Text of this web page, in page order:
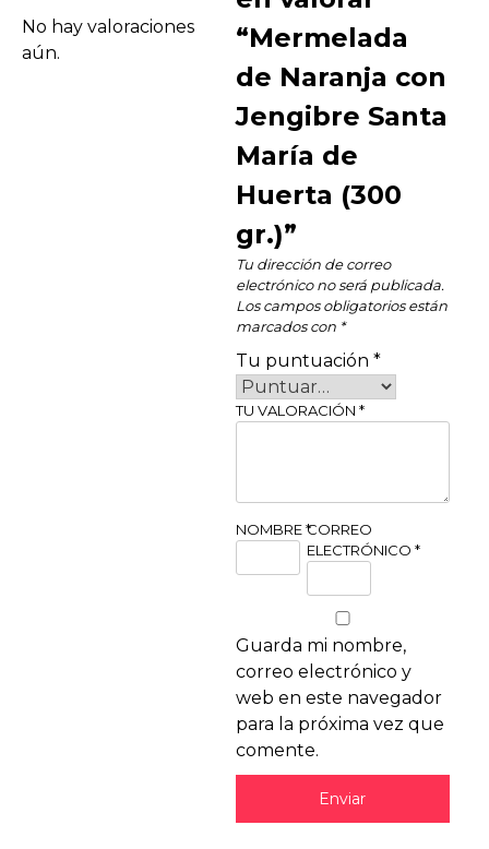
No hay valoraciones
aún.
“Mermelada
de Naranja con
Jengibre Santa
María de
Huerta (300
gr.)”
Tu dirección de correo
electrónico no será publicada.
Los campos obligatorios están
marcados con *
Tu puntuación *
TU VALORACIÓN *
NOMBRE*CORREO
ELECTRÓNICO *
Guarda mi nombre,
correo electrónico y
web en este navegador
para la próxima vez que
comente.